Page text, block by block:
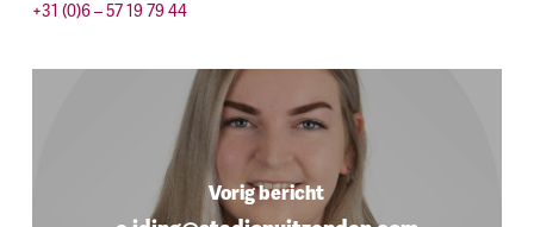
+31 (0)6 – 57 19 79 44
Vorig bericht